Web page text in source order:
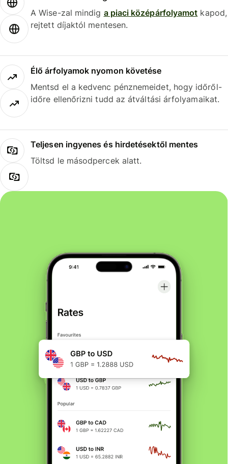
A Wise-zal mindig a piaci középárfolyamot kapod,
rejtett díjaktól mentesen.
Élő árfolyamok nyomon követése
Mentsd el a kedvenc pénznemeidet, hogy időről-
időre ellenőrizni tudd az átváltási árfolyamaikat.
Teljesen ingyenes és hirdetésektől mentes
Töltsd le másodpercek alatt.